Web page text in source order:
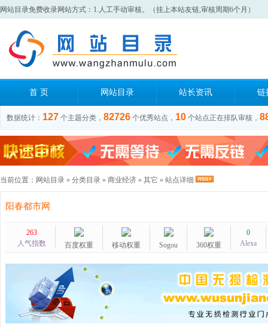
网站目录免费收录网站方式：1.人工手动审核。（挂上本站友链,审核周期6个月）
首 页 网站目录 站长资讯 链
数据统计： 127 个主题分类， 82726 个优秀站点， 10 个站点正在排队审核，
当前位置： 网站目录 » 分类目录 » 商业经济 » 其它 » 站点详细
阳春都市网
263
人气指数
百度权重 移动权重 Sogou 360权重
0
Alexa